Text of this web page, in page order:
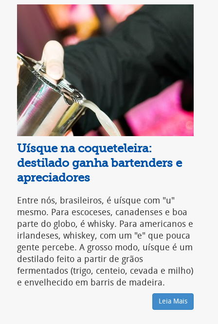
Uísque na coqueteleira:
destilado ganha bartenders e
apreciadores
Entre nós, brasileiros, é uísque com "u"
mesmo. Para escoceses, canadenses e boa
parte do globo, é whisky. Para americanos e
irlandeses, whiskey, com um "e" que pouca
gente percebe. A grosso modo, uísque é um
destilado feito a partir de grãos
fermentados (trigo, centeio, cevada e milho)
e envelhecido em barris de madeira.
Leia Mais